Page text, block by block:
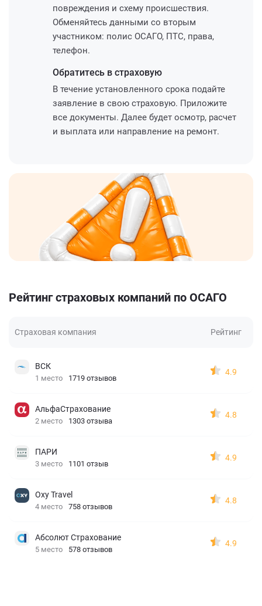
повреждения и схему происшествия.
Обменяйтесь данными со вторым
участником: полис ОСАГО, ПТС, права,
телефон.
Обратитесь в страховую
В течение установленного срока подайте
заявление в свою страховую. Приложите
все документы. Далее будет осмотр, расчет
и выплата или направление на ремонт.
Рейтинг страховых компаний по ОСАГО
Страховая компания Рейтинг
ВСК
1 место 1719 отзывов
4.9
АльфаСтрахование
2 место 1303 отзыва
4.8
ПАРИ
3 место 1101 отзыв
4.9
Oxy Travel
4 место 758 отзывов
4.8
Абсолют Страхование
5 место 578 отзывов
4.9